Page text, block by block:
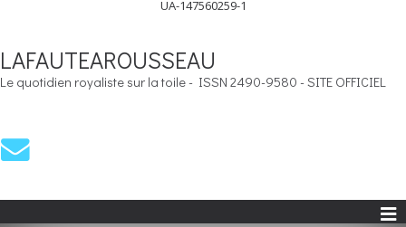
UA-147560259-1
LAFAUTEAROUSSEAU
Le quotidien royaliste sur la toile - ISSN 2490-9580 - SITE OFFICIEL